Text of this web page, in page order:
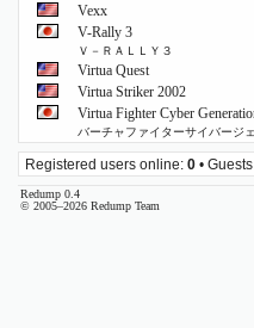
Vexx
V-Rally 3
Ｖ－ＲＡＬＬＹ３
Virtua Quest
Virtua Striker 2002
Virtua Fighter Cyber
バーチャファイターサイバージ
Registered users online: 0 •
Redump 0.4
© 2005–2026 Redump Team